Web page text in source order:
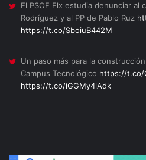
El PSOE Elx estudia denunciar al
Rodríguez y al PP de Pablo Ruz
https://t.co/SboiuB442M
Un paso más para la
Campus Tecnológico https://t.co/
https://t.co/iGGMy4lAdk